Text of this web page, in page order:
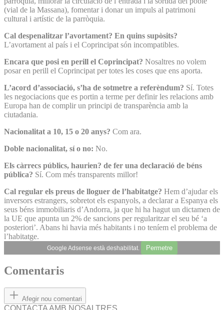
(vial de la Massana), fomentar i donar un impuls al patrimoni
cultural i artístic de la parròquia.
Cal despenalitzar l’avortament? En quins supòsits?
L’avortament al país i el Coprincipat són incompatibles.
Encara que posi en perill el Coprincipat? Nosaltres no volem
posar en perill el Coprincipat per totes les coses que ens aporta.
L’acord d’associació, s’ha de sotmetre a referèndum? Sí. Totes
les negociacions que es portin a terme per definir les relacions amb
Europa han de complir un principi de transparència amb la
ciutadania.
Nacionalitat a 10, 15 o 20 anys? Com ara.
Doble nacionalitat, sí o no: No.
Els càrrecs públics, haurien? de fer una declaració de béns
pública? Sí. Com més transparents millor!
Cal regular els preus de lloguer de l’habitatge? Hem d’ajudar els
inversors estrangers, sobretot els espanyols, a declarar a Espanya els
seus béns immobiliaris d’Andorra, ja que hi ha hagut un dictamen de
la UE que apunta un 2% de sancions per regularitzar el seu bé ‘a
posteriori’. Abans hi havia més habitants i no teníem el problema de
l’habitatge.
Google Adsense està deshabilitat. Permetre
Comentaris
Afegir nou comentari